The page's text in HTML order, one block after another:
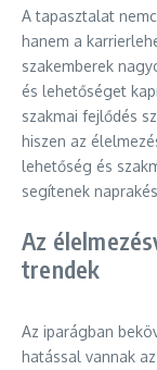
A tapasztalat
hanem a
szakemberek
és lehetőséget
szakmai fejlődés
hiszen az
lehetőség és
segítenek
Az
trendek
Az iparágban
hatással vannak